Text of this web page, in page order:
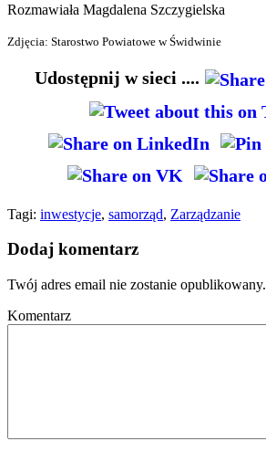
Rozmawiała Magdalena Szczygielska
Zdjęcia: Starostwo Powiatowe w Świdwinie
Udostępnij w sieci ....
Tagi: inwestycje, samorząd, Zarządzanie
Dodaj komentarz
Twój adres email nie zostanie opublikowany.
Komentarz